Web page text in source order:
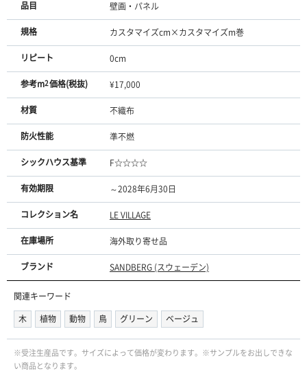
品目 壁画・パネル
規格 カスタマイズcm×カスタマイズm巻
リピート 0cm
参考m2価格(税抜) ¥17,000
材質 不織布
防火性能 準不燃
シックハウス基準 F☆☆☆☆
有効期限 ～2028年6月30日
コレクション名 LE VILLAGE
在庫場所 海外取り寄せ品
ブランド SANDBERG (スウェーデン)
関連キーワード
木
植物 動物 鳥 グリーン ベージュ
※受注生産品です。サイズによって価格が変わります。※サンプルをお出しできな
い商品となります。